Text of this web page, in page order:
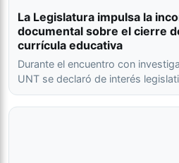
La Legislatura impulsa la
documental sobre el cierre
currícula educativa
Durante el encuentro con
UNT se declaró de interés